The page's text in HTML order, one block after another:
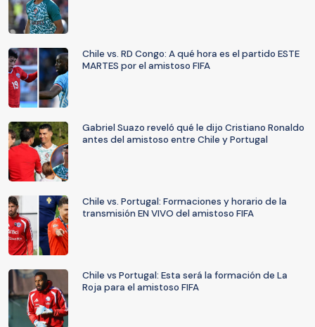
Chile vs. RD Congo: A qué hora es el partido ESTE
MARTES por el amistoso FIFA
Gabriel Suazo reveló qué le dijo Cristiano Ronaldo
antes del amistoso entre Chile y Portugal
Chile vs. Portugal: Formaciones y horario de la
transmisión EN VIVO del amistoso FIFA
Chile vs Portugal: Esta será la formación de La
Roja para el amistoso FIFA